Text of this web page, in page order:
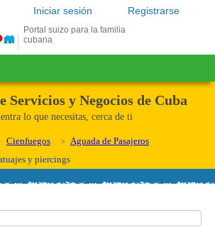
Registrarse
Iniciar sesión
Portal suizo para la familia
cubana
Servicios y Negocios de Cuba
lo que necesitas, cerca de ti
Cienfuegos
Aguada de Pasajeros
y piercings